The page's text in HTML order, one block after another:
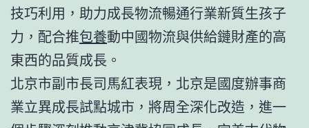
技巧利用，助力成長物流暢通行業新質生孩子
力，配合推包養動中國物流與供給鏈財產的高
東西的品質成長。
北京市副市長司馬紅表現，北京是國度辦事商
業立異成長試點城市，將周全深化改造，進一